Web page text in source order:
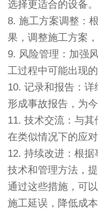
选择更适合的设备。
8. 施工方案调整：
果，调整施工方案
9. 风险管理：加强
工过程中可能出现的
10. 记录和报告：详
形成事故报告，为
11. 技术交流：与
在类似情况下的应
12. 持续改进：根
技术和管理方法，
通过这些措施，可
施工延误，降低成